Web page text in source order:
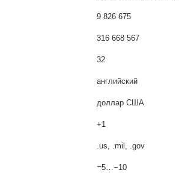
9 826 675
316 668 567
32
английский
доллар США
+1
.us, .mil, .gov
−5…−10